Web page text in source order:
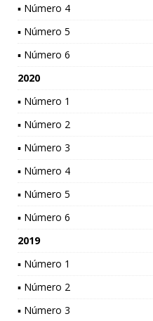
▪ Número 4
▪ Número 5
▪ Número 6
2020
▪ Número 1
▪ Número 2
▪ Número 3
▪ Número 4
▪ Número 5
▪ Número 6
2019
▪ Número 1
▪ Número 2
▪ Número 3